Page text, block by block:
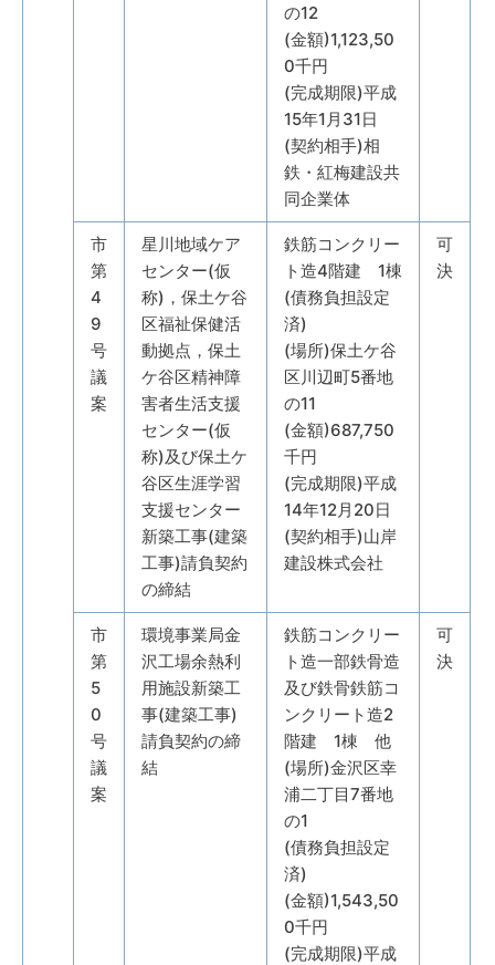
の12
(金額)1,123,50
0千円
(完成期限)平成
15年1月31日
(契約相手)相
鉄・紅梅建設共
同企業体
市
第
4
9
号
議
案
星川地域ケア
センター(仮
称)，保土ケ谷
区福祉保健活
動拠点，保土
ケ谷区精神障
害者生活支援
センター(仮
称)及び保土ケ
谷区生涯学習
支援センター
新築工事(建築
工事)請負契約
の締結
鉄筋コンクリー
ト造4階建 1棟
(債務負担設定
済)
(場所)保土ケ谷
区川辺町5番地
の11
(金額)687,750
千円
(完成期限)平成
14年12月20日
(契約相手)山岸
建設株式会社
可
決
市
第
5
0
号
議
案
環境事業局金
沢工場余熱利
用施設新築工
事(建築工事)
請負契約の締
結
鉄筋コンクリー
ト造一部鉄骨造
及び鉄骨鉄筋コ
ンクリート造2
階建 1棟 他
(場所)金沢区幸
浦二丁目7番地
の1
(債務負担設定
済)
(金額)1,543,50
0千円
(完成期限)平成
可
決